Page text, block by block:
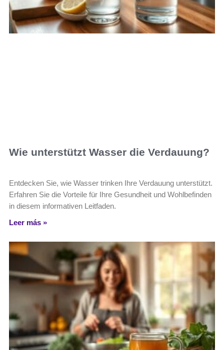
Wie unterstützt Wasser die Verdauung?
Entdecken Sie, wie Wasser trinken Ihre Verdauung unterstützt.
Erfahren Sie die Vorteile für Ihre Gesundheit und Wohlbefinden
in diesem informativen Leitfaden.
Leer más »